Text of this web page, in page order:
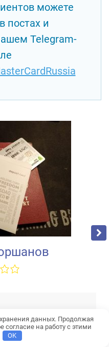
можете
постах и
Telegram-
данных. Продолжая
согласие на работу с этими
OK